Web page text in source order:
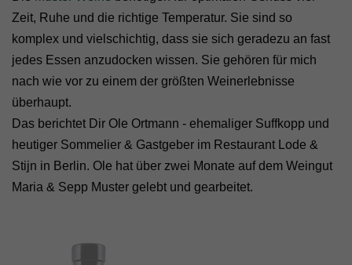
Zeit, Ruhe und die richtige Temperatur. Sie sind so
komplex und vielschichtig, dass sie sich geradezu an fast
jedes Essen anzudocken wissen. Sie gehören für mich
nach wie vor zu einem der größten Weinerlebnisse
überhaupt.
Das berichtet Dir Ole Ortmann - ehemaliger Suffkopp und
heutiger Sommelier & Gastgeber im Restaurant Lode &
Stijn in Berlin. Ole hat über zwei Monate auf dem Weingut
Maria & Sepp Muster gelebt und gearbeitet.